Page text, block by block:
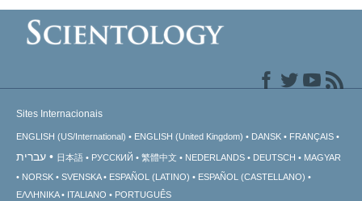
Sites Internacionais
ENGLISH (US/International) ENGLISH (United Kingdom) DANSK FRANÇAIS
עברית 日本語 РУССКИЙ 繁體中文 NEDERLANDS DEUTSCH
MAGYAR
NORSK
SVENSKA ESPAÑOL (LATINO)
ESPAÑOL (CASTELLANO)
ΕΛΛΗΝΙΚA
ITALIANO PORTUGUÊS